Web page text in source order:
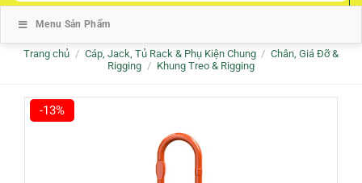
Menu Sản Phẩm
Trang chủ / Cáp, Jack, Tủ Rack & Phụ Kiện Chung / Chân, Giá Đỡ &
Rigging / Khung Treo & Rigging
-13%